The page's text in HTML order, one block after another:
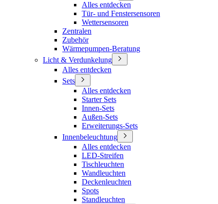
Alles entdecken
Tür- und Fenstersensoren
Wettersensoren
Zentralen
Zubehör
Wärmepumpen-Beratung
Licht & Verdunkelung
Alles entdecken
Sets
Alles entdecken
Starter Sets
Innen-Sets
Außen-Sets
Erweiterungs-Sets
Innenbeleuchtung
Alles entdecken
LED-Streifen
Tischleuchten
Wandleuchten
Deckenleuchten
Spots
Standleuchten